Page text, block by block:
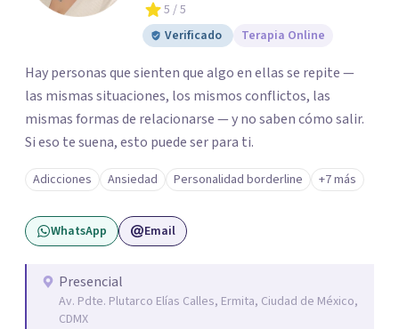
5 / 5
Verificado
Terapia Online
Hay personas que sienten que algo en ellas se repite —
las mismas situaciones, los mismos conflictos, las
mismas formas de relacionarse — y no saben cómo salir.
Si eso te suena, esto puede ser para ti.
Adicciones Ansiedad Personalidad borderline +7 más
WhatsApp Email
Presencial
Av. Pdte. Plutarco Elías Calles, Ermita, Ciudad de México,
CDMX